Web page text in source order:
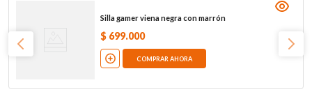
Silla gamer viena negra con marrón
$ 699.000
COMPRAR AHORA